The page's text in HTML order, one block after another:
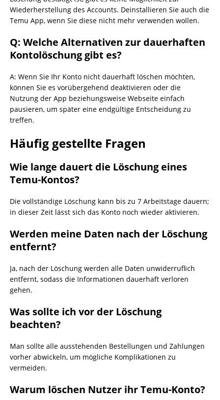
Wiederherstellung des Accounts. Deinstallieren Sie auch die
Temu App, wenn Sie diese nicht mehr verwenden wollen.
Q: Welche Alternativen zur dauerhaften
Kontolöschung gibt es?
A: Wenn Sie Ihr Konto nicht dauerhaft löschen möchten,
können Sie es vorübergehend deaktivieren oder die
Nutzung der App beziehungsweise Webseite einfach
pausieren, um später eine endgültige Entscheidung zu
treffen.
Häufig gestellte Fragen
Wie lange dauert die Löschung eines
Temu-Kontos?
Die vollständige Löschung kann bis zu 7 Arbeitstage dauern;
in dieser Zeit lässt sich das Konto noch wieder aktivieren.
Werden meine Daten nach der Löschung
entfernt?
Ja, nach der Löschung werden alle Daten unwiderruflich
entfernt, sodass die Informationen dauerhaft verloren
gehen.
Was sollte ich vor der Löschung
beachten?
Man sollte alle ausstehenden Bestellungen und Zahlungen
vorher abwickeln, um mögliche Komplikationen zu
vermeiden.
Warum löschen Nutzer ihr Temu-Konto?